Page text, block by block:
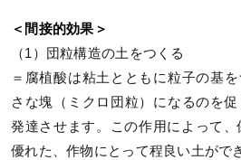
＜間接的効果＞
（1）団粒構造の土をつくる
＝腐植酸は粘土とともに粒子の基
さな塊（ミクロ団粒）になるのを
発達させます。この作用によって
優れた、作物にとって程良い土がで